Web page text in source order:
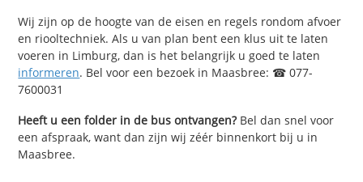
Wij zijn op de hoogte van de eisen en regels rondom afvoer
en riooltechniek. Als u van plan bent een klus uit te laten
voeren in Limburg, dan is het belangrijk u goed te laten
informeren. Bel voor een bezoek in Maasbree: ☎ 077-
7600031
Heeft u een folder in de bus ontvangen?Bel dan snel voor
een afspraak, want dan zijn wij zéér binnenkort bij u in
Maasbree.